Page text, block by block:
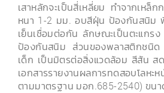
เสาหลักจะเป็นสี่เหลี่ยม ทำจากเห
หนา 1-2 มม. อบสีฝุ่น ป้องกันสนิม
เย็นเชื่อมต่อกัน ลักษณะเป็นตะแกร
ป้องกันสนิม ส่วนของพลาสติกชนิ
เด็ก เป็นมิตรต่อสิ่งแวดล้อม สีสัน
เอกสารรายงานผลการทดสอบโลหะ
ตามมาตรฐาน มอก.685-2540) ขน